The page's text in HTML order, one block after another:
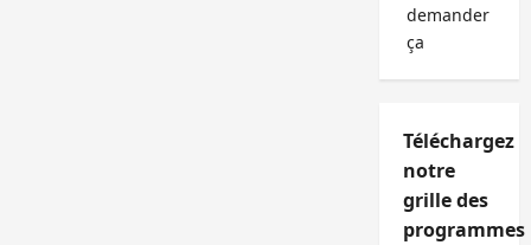
demander
ça
Téléchargez
notre
grille des
programmes